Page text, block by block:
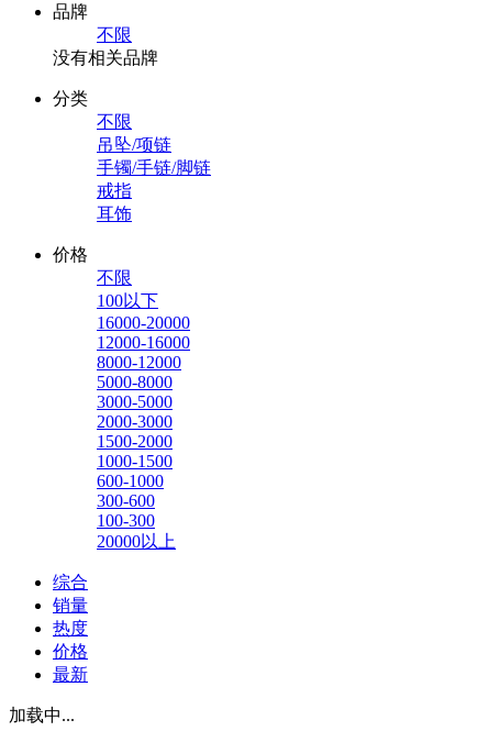
品牌
不限
没有相关品牌
分类
不限
吊坠/项链
手镯/手链/脚链
戒指
耳饰
价格
不限
100以下
16000-20000
12000-16000
8000-12000
5000-8000
3000-5000
2000-3000
1500-2000
1000-1500
600-1000
300-600
100-300
20000以上
综合
销量
热度
价格
最新
加载中...